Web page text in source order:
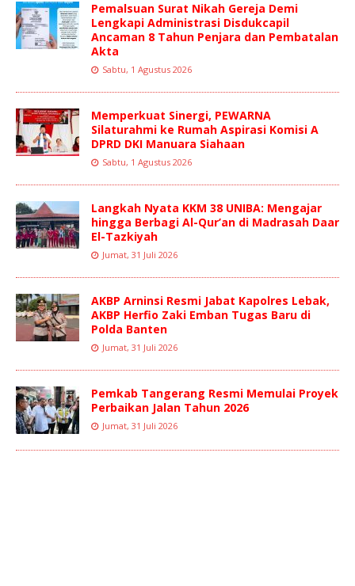
Pemalsuan Surat Nikah Gereja Demi
Lengkapi Administrasi Disdukcapil
Ancaman 8 Tahun Penjara dan Pembatalan
Akta
Sabtu, 1 Agustus 2026
Memperkuat Sinergi, PEWARNA
Silaturahmi ke Rumah Aspirasi Komisi A
DPRD DKI Manuara Siahaan
Sabtu, 1 Agustus 2026
Langkah Nyata KKM 38 UNIBA: Mengajar
hingga Berbagi Al-Qur’an di Madrasah Daar
El-Tazkiyah
Jumat, 31 Juli 2026
AKBP Arninsi Resmi Jabat Kapolres Lebak,
AKBP Herfio Zaki Emban Tugas Baru di
Polda Banten
Jumat, 31 Juli 2026
Pemkab Tangerang Resmi Memulai Proyek
Perbaikan Jalan Tahun 2026
Jumat, 31 Juli 2026